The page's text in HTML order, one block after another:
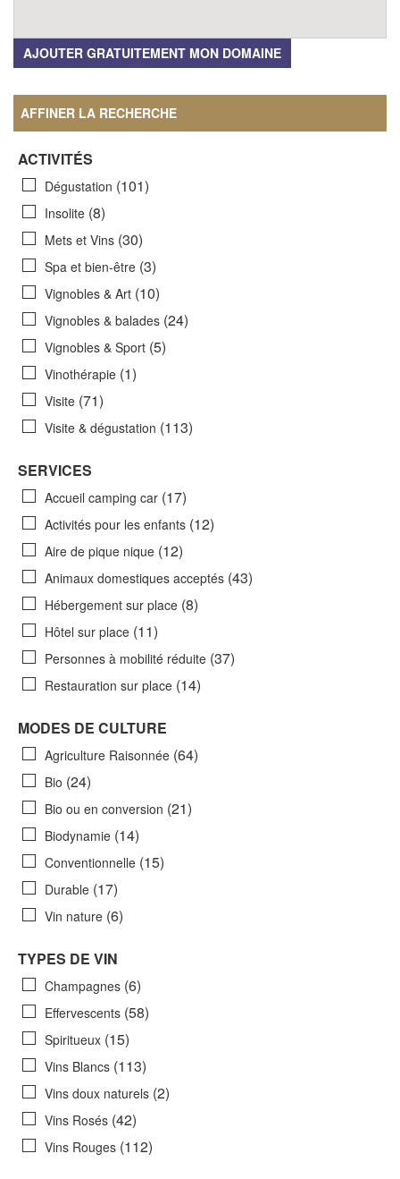
AJOUTER GRATUITEMENT MON DOMAINE
AFFINER LA RECHERCHE
ACTIVITÉS
Dégustation (101)
Insolite (8)
Mets et Vins (30)
Spa et bien-être (3)
Vignobles & Art (10)
Vignobles & balades (24)
Vignobles & Sport (5)
Vinothérapie (1)
Visite (71)
Visite & dégustation (113)
SERVICES
Accueil camping car (17)
Activités pour les enfants (12)
Aire de pique nique (12)
Animaux domestiques acceptés (43)
Hébergement sur place (8)
Hôtel sur place (11)
Personnes à mobilité réduite (37)
Restauration sur place (14)
MODES DE CULTURE
Agriculture Raisonnée (64)
Bio (24)
Bio ou en conversion (21)
Biodynamie (14)
Conventionnelle (15)
Durable (17)
Vin nature (6)
TYPES DE VIN
Champagnes (6)
Effervescents (58)
Spiritueux (15)
Vins Blancs (113)
Vins doux naturels (2)
Vins Rosés (42)
Vins Rouges (112)